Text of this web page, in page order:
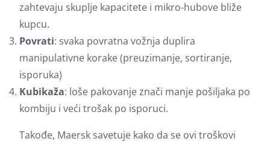
zahtevaju skuplje kapacitete i mikro-hubove bliže
kupcu.
Povrati: svaka povratna vožnja duplira
manipulativne korake (preuzimanje, sortiranje,
isporuka)
Kubikaža: loše pakovanje znači manje pošiljaka po
kombiju i veći trošak po isporuci.
Takođe, Maersk savetuje kako da se ovi troškovi